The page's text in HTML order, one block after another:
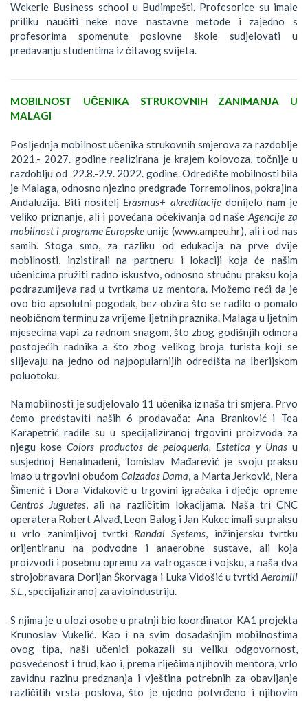
Wekerle Business school u Budimpešti. Profesorice su imale
priliku naučiti neke nove nastavne metode i zajedno s
profesorima spomenute poslovne škole sudjelovati u
predavanju studentima iz čitavog svijeta.
MOBILNOST UČENIKA STRUKOVNIH ZANIMANJA U
MALAGI
Posljednja mobilnost učenika strukovnih smjerova za razdoblje
2021.- 2027. godine realizirana je krajem kolovoza, točnije u
razdoblju od 22.8.-2.9. 2022. godine. Odredište mobilnosti bila
je Malaga, odnosno njezino predgrađe Torremolinos, pokrajina
Andaluzija. Biti nositelj Erasmus+ akreditacijedonijelo nam je
veliko priznanje, ali i povećana očekivanja od našeAgencije za
mobilnost i programe Europske unije (www.ampeu.hr), ali i od nas
samih. Stoga smo, za razliku od edukacija na prve dvije
mobilnosti, inzistirali na partneru i lokaciji koja će našim
učenicima pružiti radno iskustvo, odnosno stručnu praksu koja
podrazumijeva rad u tvrtkama uz mentora. Možemo reći da je
ovo bio apsolutni pogodak, bez obzira što se radilo o pomalo
neobičnom terminu za vrijeme ljetnih praznika. Malaga u ljetnim
mjesecima vapi za radnom snagom, što zbog godišnjih odmora
postojećih radnika a što zbog velikog broja turista koji se
slijevaju na jedno od najpopularnijih odredišta na Iberijskom
poluotoku.
Na mobilnosti je sudjelovalo 11 učenika iz naša tri smjera. Prvo
ćemo predstaviti naših 6 prodavača: Ana Branković i Tea
Karapetrić radile su u specijaliziranoj trgovini proizvoda za
njegu koseColors productos de peloqueria, Estetica y Unasu
susjednoj Benalmadeni, Tomislav Mađarević je svoju praksu
imao u trgovini obućom Calzados Dama, a Marta Jerković, Nera
Šimenić i Dora Vidaković u trgovini igračaka i dječje opreme
Centros Juguetes, ali na različitim lokacijama. Naša tri CNC
operatera Robert Alvađ, Leon Balog i Jan Kukec imali su praksu
u vrlo zanimljivoj tvrtki Randal Systems, inžinjersku tvrtku
orijentiranu na podvodne i anaerobne sustave, ali koja
proizvodi i posebnu opremu za vatrogasce i vojsku, a naša dva
strojobravara Dorijan Škorvaga i Luka Vidošić u tvrtki Aeromill
S.L., specijaliziranoj za avioindustriju.
S njima je u ulozi osobe u pratnji bio koordinator KA1 projekta
Krunoslav Vukelić. Kao i na svim dosadašnjim mobilnostima
ovog tipa, naši učenici pokazali su veliku odgovornost,
posvećenost i trud, kao i, prema riječima njihovih mentora, vrlo
zavidnu razinu predznanja i vještina potrebnih za obavljanje
različitih vrsta poslova, što je ujedno potvrđeno i njihovim